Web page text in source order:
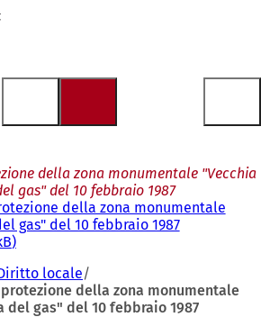
della zona monumentale "Vecchia
gas" del 10 febbraio 1987
della zona monumentale
gas" del 10 febbraio 1987
locale
della zona monumentale
del gas" del 10 febbraio 1987